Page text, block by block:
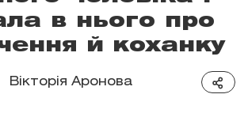
в нього про
й коханку
Вікторія Аронова